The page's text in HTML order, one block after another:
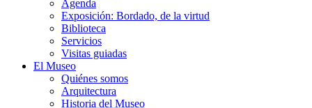
Agenda
Exposición: Bordado, de la virtud
Biblioteca
Servicios
Visitas guiadas
El Museo
Quiénes somos
Arquitectura
Historia del Museo